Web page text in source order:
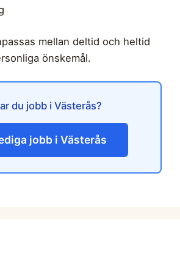
mellan deltid och heltid
önskemål.
du jobb i Västerås?
jobb i Västerås